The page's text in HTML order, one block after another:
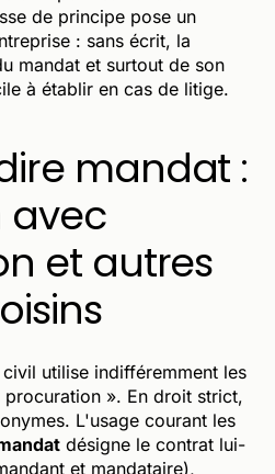
de principe pose un
: sans écrit, la
mandat et surtout de son
à établir en cas de litige.
mandat :
avec
et autres
utilise indifféremment les
». En droit strict,
L'usage courant les
désigne le contrat lui-
et mandataire),